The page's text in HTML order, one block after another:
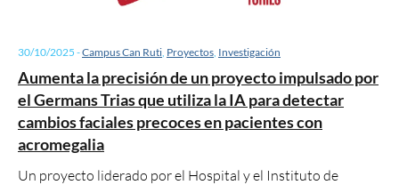
30/10/2025 -Campus Can Ruti, Proyectos, Investigación
Aumenta la precisión de un proyecto impulsado por
el Germans Trias que utiliza la IA para detectar
cambios faciales precoces en pacientes con
acromegalia
Un proyecto liderado por el Hospital y el Instituto de